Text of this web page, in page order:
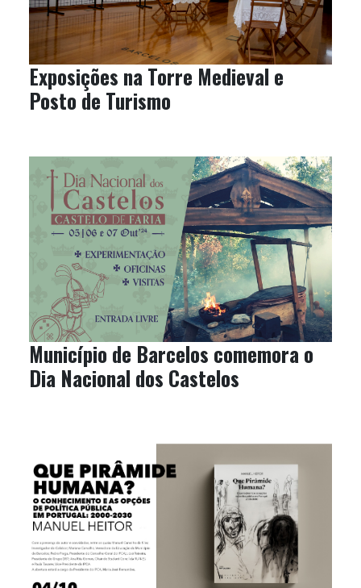
Exposições na Torre Medieval e
Posto de Turismo
Município de Barcelos comemora o
Dia Nacional dos Castelos